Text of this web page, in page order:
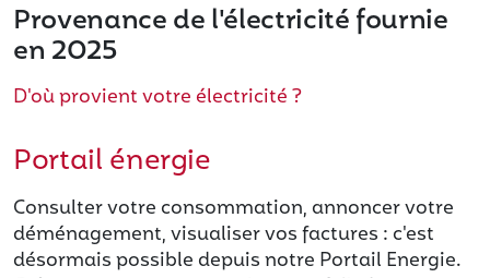
Provenance de l'électricité fournie
en 2025
D'où provient votre électricité ?
Portail énergie
Consulter votre consommation, annoncer votre
déménagement, visualiser vos factures : c'est
désormais possible depuis notre Portail Energie.